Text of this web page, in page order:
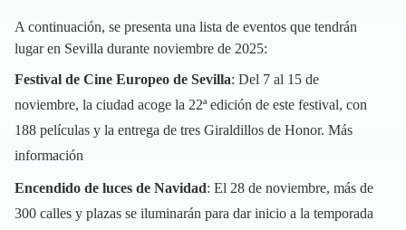
A continuación, se presenta una lista de eventos que tendrán
lugar en Sevilla durante noviembre de 2025:
Festival de Cine Europeo de Sevilla: Del 7 al 15 de
noviembre, la ciudad acoge la 22ª edición de este festival, con
188 películas y la entrega de tres Giraldillos de Honor. Más
información
Encendido de luces de Navidad: El 28 de noviembre, más de
300 calles y plazas se iluminarán para dar inicio a la temporada